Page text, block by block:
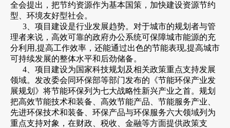
全会提出，把节约资源作为基本国策，加快建设资源节约
型、环境友好型社会。
3、项目建设是行业发展趋势。对于城市的规划者与管
理者来说，高效可靠的政府办公系统可保障城市能源的充
分利用,提高工作效率，还能通过出色的节能表现,提高城市
可持续发展的整体水平和后劲储备。
4、项目建设为国家科技规划及相关政策重点支持发展
领域。发改委会同环保部等部门发布的《节能环保产业发
展规划》将节能环保列为七大战略性新兴产业之首。规划
把高效节能技术和装备、高效节能产品、节能服务产业、
先进环保技术和装备、环保产品与环保服务六大领域列为
重点支持对象，在财政、税收、金融等方面提供政策支